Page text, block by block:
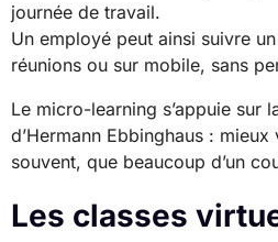
journée de travail.
Un employé peut ainsi suivre
réunions ou sur mobile, sans
Le micro-learning s’appuie sur
d’Hermann Ebbinghaus :
souvent, que beaucoup d’un
Les classes